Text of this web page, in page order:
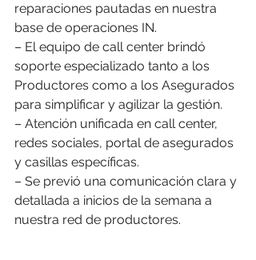
reparaciones pautadas en nuestra
base de operaciones IN.
– El equipo de call center brindó
soporte especializado tanto a los
Productores como a los Asegurados
para simplificar y agilizar la gestión.
– Atención unificada en call center,
redes sociales, portal de asegurados
y casillas específicas.
– Se previó una comunicación clara y
detallada a inicios de la semana a
nuestra red de productores.